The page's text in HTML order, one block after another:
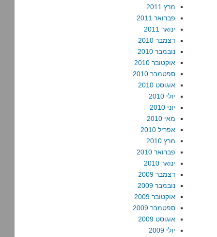
מרץ 2011
פברואר 2011
ינואר 2011
דצמבר 2010
נובמבר 2010
אוקטובר 2010
ספטמבר 2010
אוגוסט 2010
יולי 2010
יוני 2010
מאי 2010
אפריל 2010
מרץ 2010
פברואר 2010
ינואר 2010
דצמבר 2009
נובמבר 2009
אוקטובר 2009
ספטמבר 2009
אוגוסט 2009
יולי 2009